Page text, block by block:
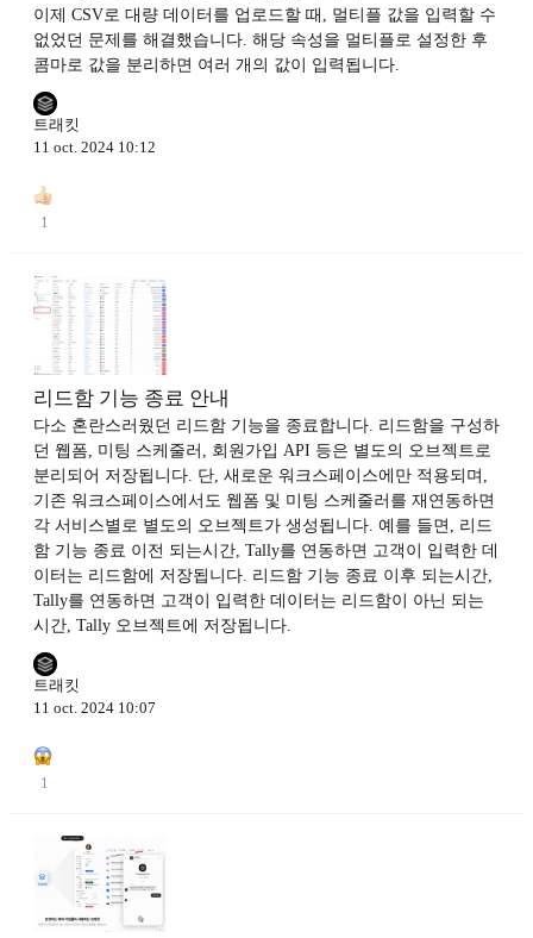
이제 CSV로 대량 데이터를 업로드할 때, 멀티플 값을 입력할 수
없었던 문제를 해결했습니다. 해당 속성을 멀티플로 설정한 후
콤마로 값을 분리하면 여러 개의 값이 입력됩니다.
트래킷
11 oct. 2024 10:12
1
리드함 기능 종료 안내
다소 혼란스러웠던 리드함 기능을 종료합니다. 리드함을 구성하
던 웹폼, 미팅 스케줄러, 회원가입 API 등은 별도의 오브젝트로
분리되어 저장됩니다. 단, 새로운 워크스페이스에만 적용되며,
기존 워크스페이스에서도 웹폼 및 미팅 스케줄러를 재연동하면
각 서비스별로 별도의 오브젝트가 생성됩니다. 예를 들면, 리드
함 기능 종료 이전 되는시간, Tally를 연동하면 고객이 입력한 데
이터는 리드함에 저장됩니다. 리드함 기능 종료 이후 되는시간,
Tally를 연동하면 고객이 입력한 데이터는 리드함이 아닌 되는
시간, Tally 오브젝트에 저장됩니다.
트래킷
11 oct. 2024 10:07
1